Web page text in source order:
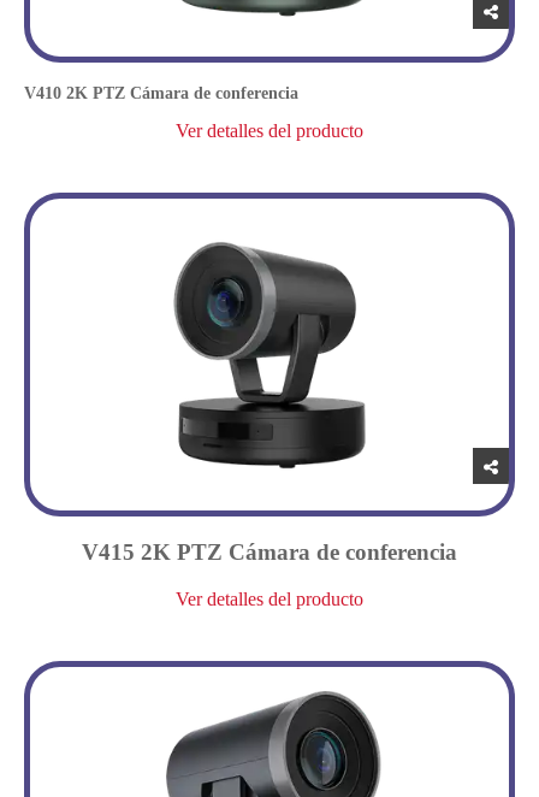
V410 2K PTZ Cámara de conferencia
Ver detalles del producto
V415 2K PTZ Cámara de conferencia
Ver detalles del producto